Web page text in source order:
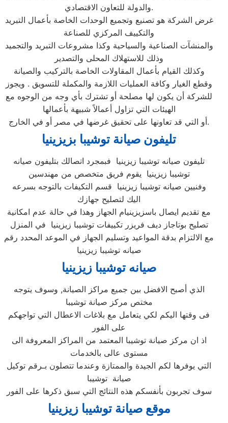
والدولة للتعاون الاقتصادي.
غرض الشركة هو تصنيع وتجميع الوحدات الخاصة بأعمال التبريد
والتكييف المركزي للصناعة
والمنشآت الصناعية والسياحية وكذا مشروعات التبريد والتجميد
وذلك للاستهلاك المحلى والتصدير
وكذلك القيام بأعمال المقاولات الخاصة بالتركيب والصيانة
وقطع الغيار وكافة العمليات اللازمة والمكملة للتسويق . ويجوز
للشركة أن يكون لها مصلحة أو تشترك بأي وجه من الوجوه مع
الهيئات التي تزاول أعمالاً شبيهة بأعمالها
أو التي قد تعاونها على تحقيق غرضها في مصر أو في الخارج.
تليفون صيانة توشيبا بزيزينيا
تليفون صيانه توشيبا زيزينيا فبمجرد اتصالك بتليفون صيانه
توشيبا زيزينيا يقوم فريق متخصص من مهندسين
وفنيين صيانه توشيبا زيزينيا قسم التكيفات بالتوجه بسرعه
اليك لتصليح جهازك
مع تقديم ايصال باسزيزينيام الجهاز وهذا في حالة عدم امكانية
تصليح بوتاجاز ديف فريزر تكييفات توشيبا زيزينيا في المنزل
مع الالتزام بدقة المواعيد وتسليم الجهاز في الموعد المحدد رقم
صيانه توشيبا زيزينيا
صيانه توشيبا زيزينيا
الذي أصبح الافضل بين جميع مراكز الصيانة, وسوف يتوجه
مختص مركز صيانة توشيبا
فى وقتها اليكم لكي يتعامل مع بلاغات الاعطال التي تواجهكم
على الفور
اذ ان مركز صيانة توشيبا المعتمد من المراكز المعروفة الى
مستوى عالى بالخدمات
التي يوفرها لكم الجيدة والممتازة وعندما تتصلون بـرقم توكيل
صيانة توشيبا
سوف تجربون بأنفسكم هذه النتائج التي سبق ذكرها على الفور
موقع صيانة توشيبا زيزينيا